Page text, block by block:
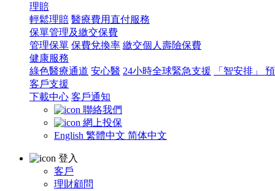
理賠
輕鬆理賠 醫療費用直付服務
保單管理及繳交保費
管理保單 保費兌換率 繳交個人壽險保費
健康服務
綠色醫療通道 安心醫 24小時全球緊急支援
「智安排」
客戶支援
下載中心 客戶通知
聯絡我們
網上投保
English 繁體中文 简体中文
登入
客戶
理財顧問